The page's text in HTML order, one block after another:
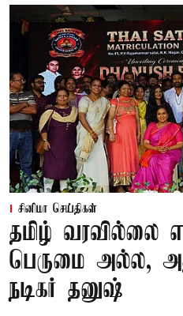
சினிமா செய்திகள்
தமிழ் வரவில்லை
பெருமை அல்ல,
நடிகர் தனுஷ்